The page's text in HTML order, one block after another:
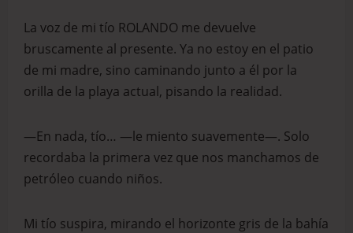
La voz de mi tío ROLANDO me devuelve
bruscamente al presente. Ya no estoy en el patio
de mi madre, sino caminando junto a él por la
orilla de la playa actual, pisando la realidad.
—En nada, tío… —le miento suavemente—. Solo
recordaba la primera vez que nos manchamos de
petróleo cuando niños.
Mi tío suspira, mirando el horizonte gris de la bahía